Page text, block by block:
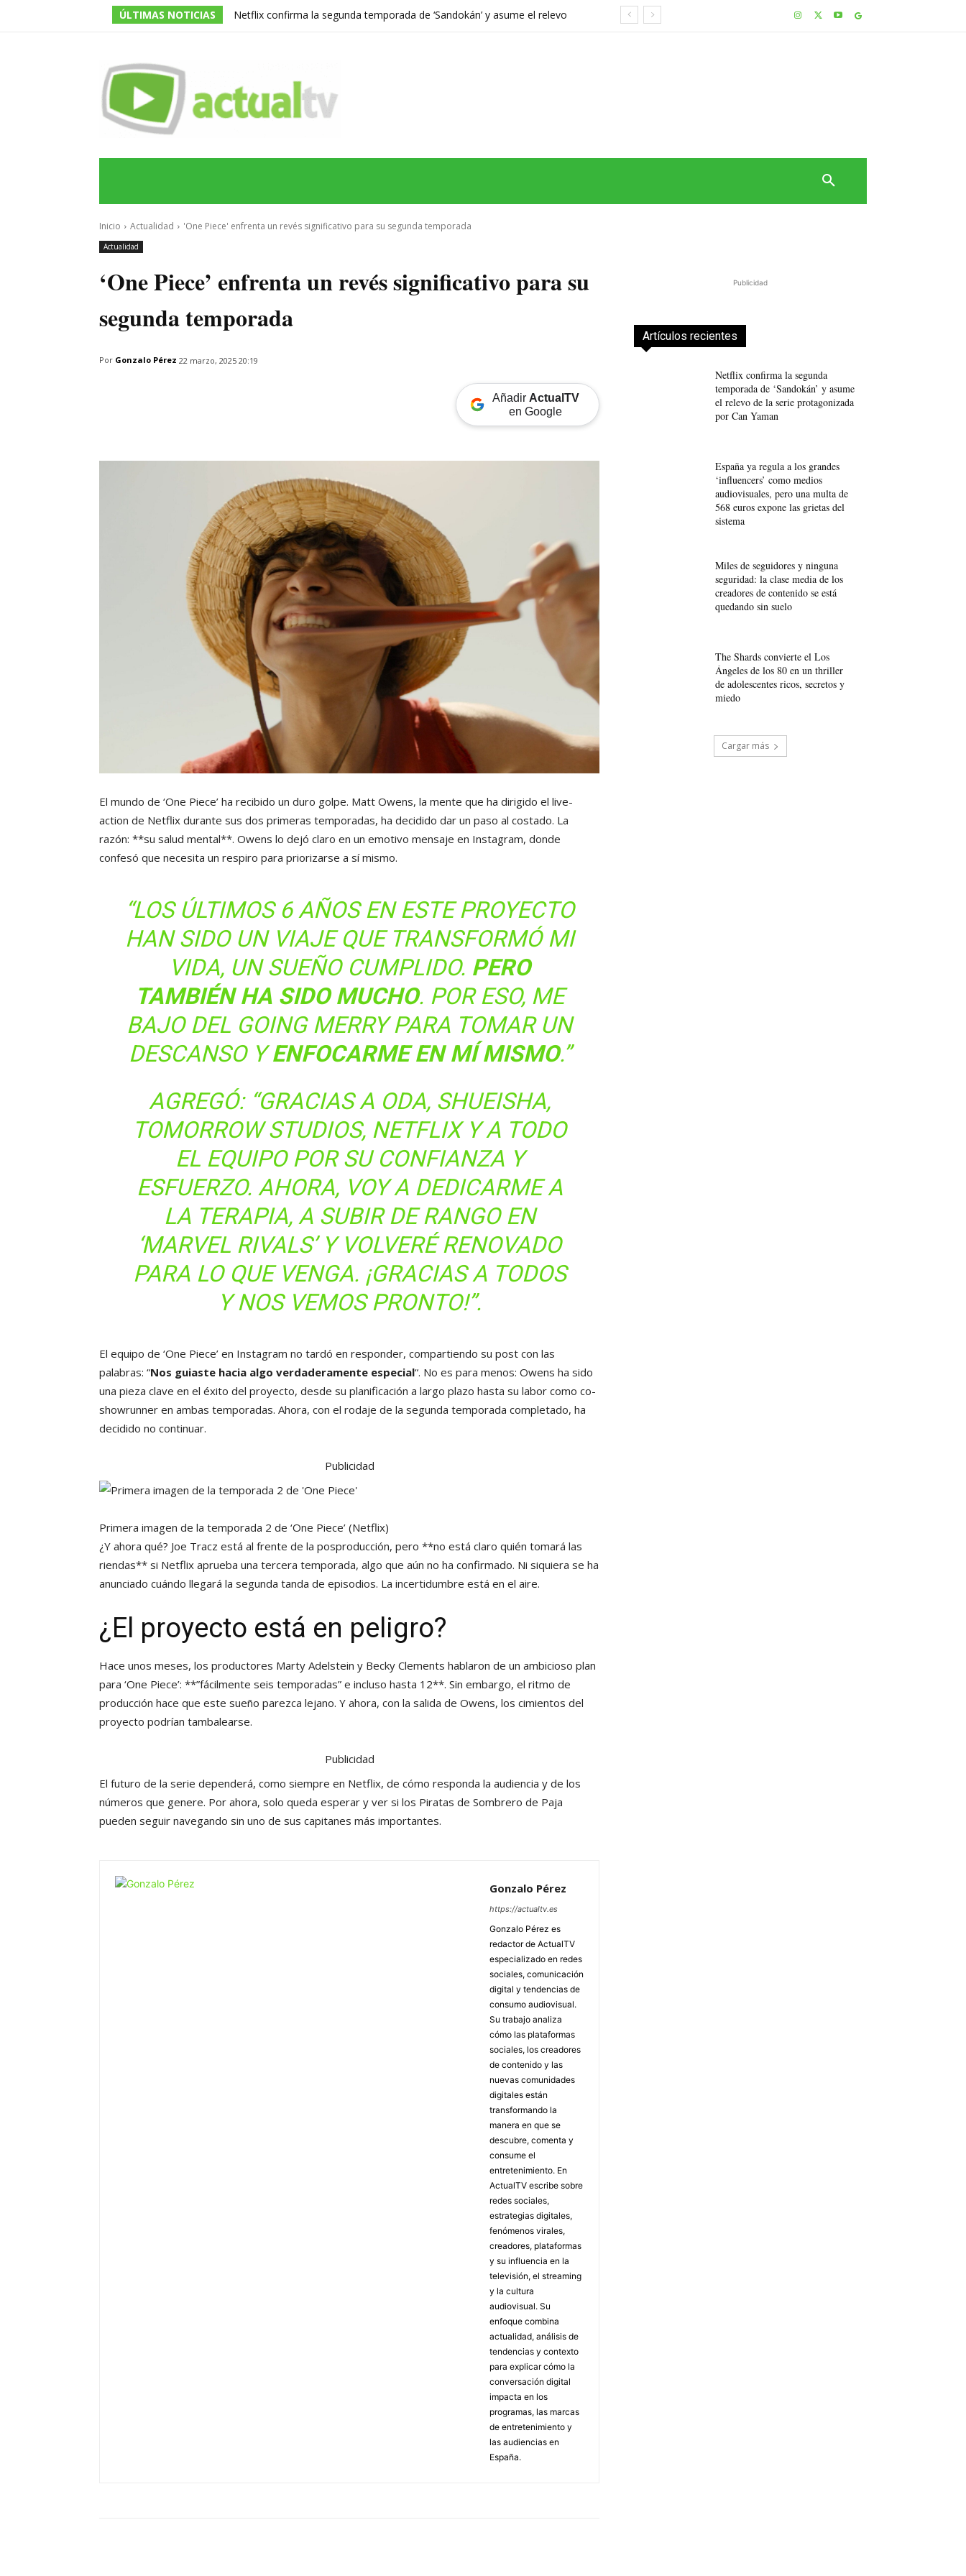
ÚLTIMAS NOTICIAS
Netflix confirma la segunda temporada de ‘Sandokán’ y asume el relevo
Inicio Actualidad 'One Piece' enfrenta un revés significativo para su segunda temporada
Actualidad
‘One Piece’ enfrenta un revés significativo para su
segunda temporada
Por Gonzalo Pérez 22 marzo, 2025 20:19
Añadir ActualTV
en Google
El mundo de ‘One Piece’ ha recibido un duro golpe. Matt Owens, la mente que ha dirigido el live-
action de Netflix durante sus dos primeras temporadas, ha decidido dar un paso al costado. La
razón: **su salud mental**. Owens lo dejó claro en un emotivo mensaje en Instagram, donde
confesó que necesita un respiro para priorizarse a sí mismo.
“LOS ÚLTIMOS 6 AÑOS EN ESTE PROYECTO
HAN SIDO UN VIAJE QUE TRANSFORMÓ MI
VIDA, UN SUEÑO CUMPLIDO. PERO
TAMBIÉN HA SIDO MUCHO. POR ESO, ME
BAJO DEL GOING MERRY PARA TOMAR UN
DESCANSO YENFOCARME EN MÍ MISMO.”
AGREGÓ: “GRACIAS A ODA, SHUEISHA,
TOMORROW STUDIOS, NETFLIX Y A TODO
EL EQUIPO POR SU CONFIANZA Y
ESFUERZO. AHORA, VOY A DEDICARME A
LA TERAPIA, A SUBIR DE RANGO EN
‘MARVEL RIVALS’ Y VOLVERÉ RENOVADO
PARA LO QUE VENGA. ¡GRACIAS A TODOS
Y NOS VEMOS PRONTO!”.
El equipo de ‘One Piece’ en Instagram no tardó en responder, compartiendo su post con las
palabras: “Nos guiaste hacia algo verdaderamente especial“. No es para menos: Owens ha sido
una pieza clave en el éxito del proyecto, desde su planificación a largo plazo hasta su labor como co-
showrunner en ambas temporadas. Ahora, con el rodaje de la segunda temporada completado, ha
decidido no continuar.
Publicidad
Primera imagen de la temporada 2 de ‘One Piece’ (Netflix)
¿Y ahora qué? Joe Tracz está al frente de la posproducción, pero **no está claro quién tomará las
riendas** si Netflix aprueba una tercera temporada, algo que aún no ha confirmado. Ni siquiera se ha
anunciado cuándo llegará la segunda tanda de episodios. La incertidumbre está en el aire.
¿El proyecto está en peligro?
Hace unos meses, los productores Marty Adelstein y Becky Clements hablaron de un ambicioso plan
para ‘One Piece’: **”fácilmente seis temporadas” e incluso hasta 12**. Sin embargo, el ritmo de
producción hace que este sueño parezca lejano. Y ahora, con la salida de Owens, los cimientos del
proyecto podrían tambalearse.
Publicidad
El futuro de la serie dependerá, como siempre en Netflix, de cómo responda la audiencia y de los
números que genere. Por ahora, solo queda esperar y ver si los Piratas de Sombrero de Paja
pueden seguir navegando sin uno de sus capitanes más importantes.
Gonzalo Pérez
https://actualtv.es
Gonzalo Pérez es
redactor de ActualTV
especializado en redes
sociales, comunicación
digital y tendencias de
consumo audiovisual.
Su trabajo analiza
cómo las plataformas
sociales, los creadores
de contenido y las
nuevas comunidades
digitales están
transformando la
manera en que se
descubre, comenta y
consume el
entretenimiento. En
ActualTV escribe sobre
redes sociales,
estrategias digitales,
fenómenos virales,
creadores, plataformas
y su influencia en la
televisión, el streaming
y la cultura
audiovisual. Su
enfoque combina
actualidad, análisis de
tendencias y contexto
para explicar cómo la
conversación digital
impacta en los
programas, las marcas
de entretenimiento y
las audiencias en
España.
Publicidad
Artículos recientes
Netflix confirma la segunda
temporada de ‘Sandokán’ y asume
el relevo de la serie protagonizada
por Can Yaman
España ya regula a los grandes
‘influencers’ como medios
audiovisuales, pero una multa de
568 euros expone las grietas del
sistema
Miles de seguidores y ninguna
seguridad: la clase media de los
creadores de contenido se está
quedando sin suelo
The Shards convierte el Los
Ángeles de los 80 en un thriller
de adolescentes ricos, secretos y
miedo
Cargar más